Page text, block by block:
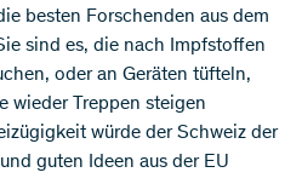
besten Forschenden aus dem
sind es, die nach Impfstoffen
oder an Geräten tüfteln,
wieder Treppen steigen
würde der Schweiz der
guten Ideen aus der EU